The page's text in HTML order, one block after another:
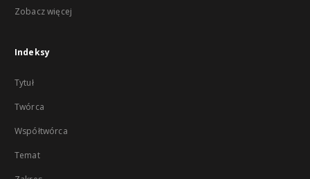
Zobacz więcej
Indeksy
Tytuł
Twórca
Współtwórca
Temat